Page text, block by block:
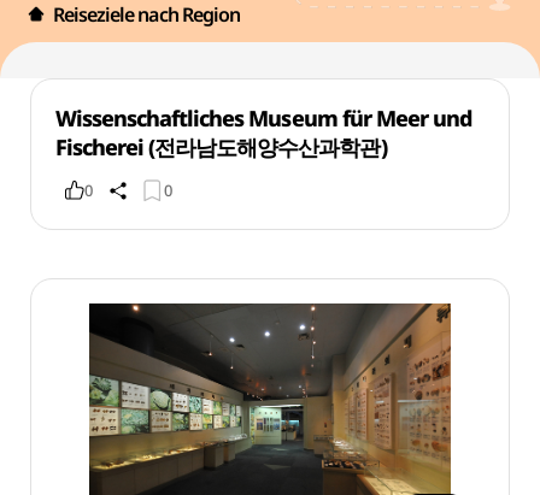
Reiseziele nach Region
Wissenschaftliches Museum für Meer und
Fischerei (전라남도해양수산과학관)
0 0